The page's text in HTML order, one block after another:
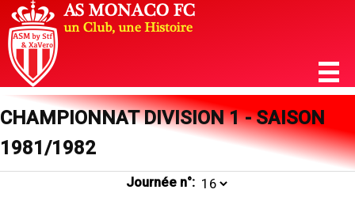
CHAMPIONNAT DIVISION 1 - SAISON
1981/1982
Journée n°: